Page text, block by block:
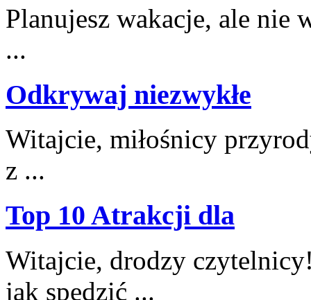
Planujesz‌ wakacje, ale nie
...
Odkrywaj niezwykłe
Witajcie, miłośnicy
z​ ...
Top 10 Atrakcji dla
Witajcie, drodzy
jak spędzić‌ ...